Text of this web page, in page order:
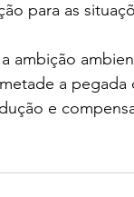
para as
ambição
a
e